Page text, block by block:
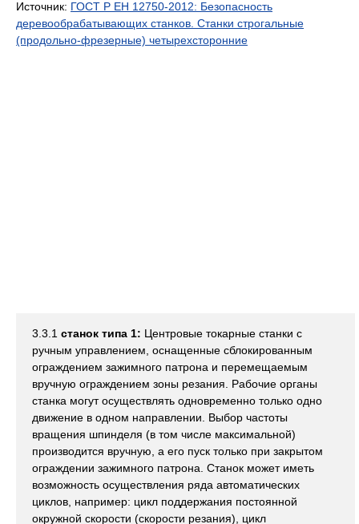
Источник: ГОСТ Р ЕН 12750-2012: Безопасность
деревообрабатывающих станков. Станки строгальные
(продольно-фрезерные) четырехсторонние
3.3.1 станок типа 1: Центровые токарные станки с
ручным управлением, оснащенные сблокированным
ограждением зажимного патрона и перемещаемым
вручную ограждением зоны резания. Рабочие органы
станка могут осуществлять одновременно только одно
движение в одном направлении. Выбор частоты
вращения шпинделя (в том числе максимальной)
производится вручную, а его пуск только при закрытом
ограждении зажимного патрона. Станок может иметь
возможность осуществления ряда автоматических
циклов, например: цикл поддержания постоянной
окружной скорости (скорости резания), цикл